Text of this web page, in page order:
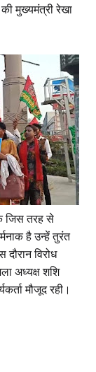
मुख्यमंत्री रेखा
जिस तरह से
है उन्हें तुरंत
दौरान विरोध
अध्यक्ष शशि
मौजूद रही।